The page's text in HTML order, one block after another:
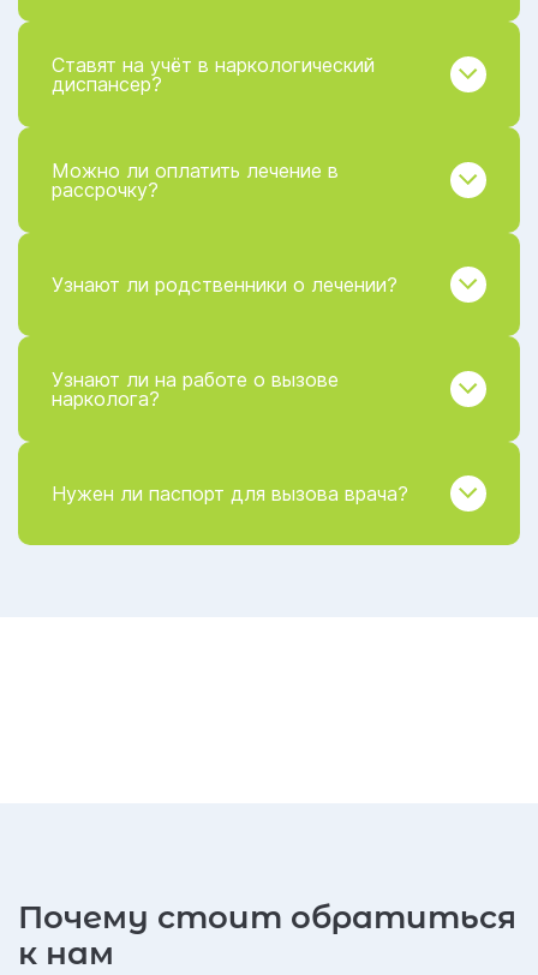
Ставят на учёт в наркологический
диспансер?
Можно ли оплатить лечение в
рассрочку?
Узнают ли родственники о лечении?
Узнают ли на работе о вызове
нарколога?
Нужен ли паспорт для вызова врача?
Почему стоит обратиться
к нам